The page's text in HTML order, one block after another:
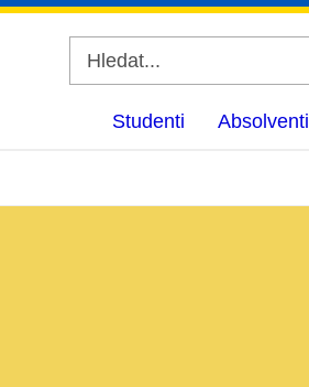
Studenti Absolventi